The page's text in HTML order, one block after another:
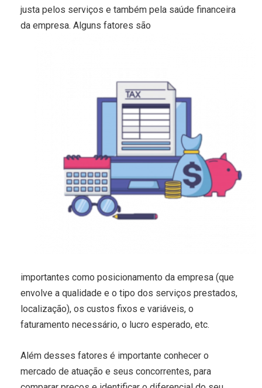
justa pelos serviços e também pela saúde financeira
da empresa. Alguns fatores são
importantes como posicionamento da empresa (que
envolve a qualidade e o tipo dos serviços prestados,
localização), os custos fixos e variáveis, o
faturamento necessário, o lucro esperado, etc.
Além desses fatores é importante conhecer o
mercado de atuação e seus concorrentes, para